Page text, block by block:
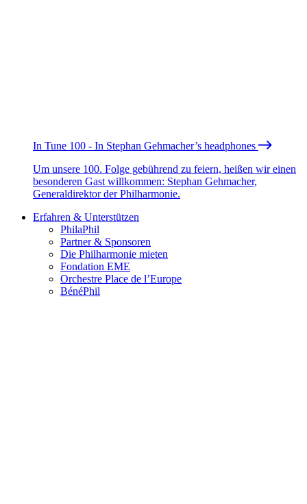
In Tune 100 - In Stephan Gehmacher’s headphones
Um unsere 100. Folge gebührend zu feiern, heißen wir einen
besonderen Gast willkommen: Stephan Gehmacher,
Generaldirektor der Philharmonie.
Erfahren & Unterstützen
PhilaPhil
Partner & Sponsoren
Die Philharmonie mieten
Fondation EME
Orchestre Place de l’Europe
BénéPhil